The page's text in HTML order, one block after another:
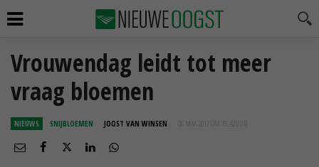
Vrouwendag leidt tot meer
vraag bloemen
NIEUWS SNIJBLOEMEN JOOST VAN WINSEN 06 MAA 2017 OM 15:42